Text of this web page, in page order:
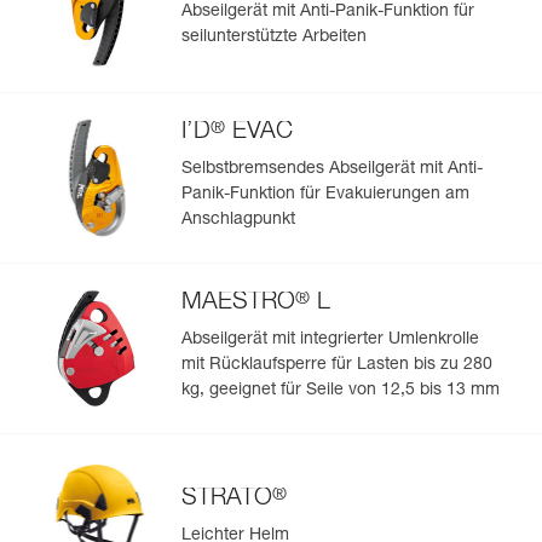
Verpackung : 1
Referenz : C038DA03
Farbe(n) : schwarz
Beinschlaufen : 47-62 cm
Gewicht : 915 g
Garantie : 3 Jahre
Verpackung : 1
Größe : 2
Taillenumfang : 83-120 cm
Beinschlaufen : 50-65 cm
Gewicht : 945 g
Garantie : 3 Jahre
Mehr erfahren
Abseilgerät mit Anti-Panik-Funktion für
seilunterstützte Arbeiten
I’D® EVAC
Selbstbremsendes Abseilgerät mit Anti-
Panik-Funktion für Evakuierungen am
Anschlagpunkt
MAESTRO® L
Abseilgerät mit integrierter Umlenkrolle
mit Rücklaufsperre für Lasten bis zu 280
kg, geeignet für Seile von 12,5 bis 13 mm
STRATO®
Leichter Helm